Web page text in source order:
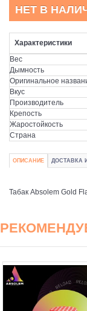
НЕТ В
Характеристики
Вес
Дымность
Оригинальное
Вкус
Производитель
Крепость
Жаростойкость
Страна
ОПИСАНИЕ ДОСТАВКА
Табак Absolem Gold